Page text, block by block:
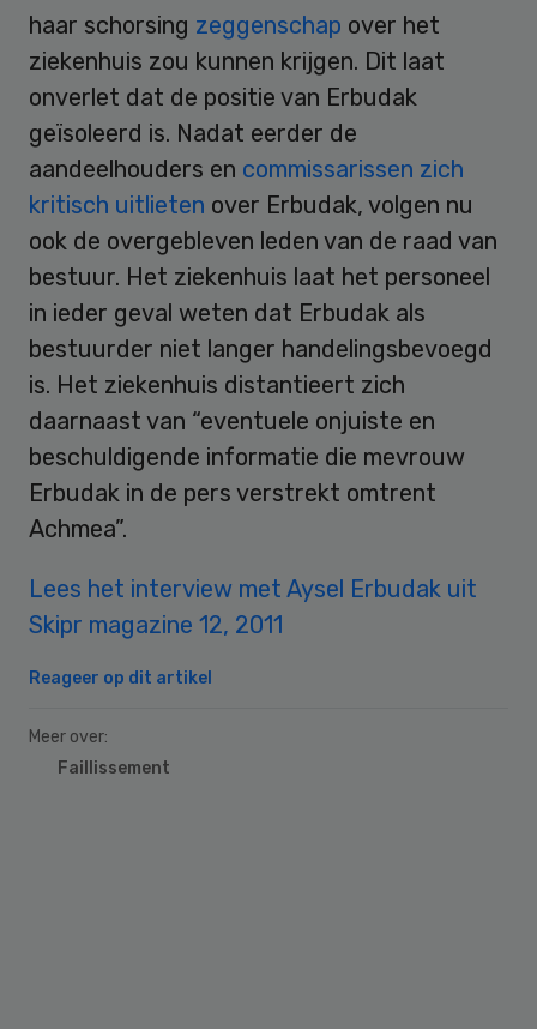
haar schorsing zeggenschap over het
ziekenhuis zou kunnen krijgen. Dit laat
onverlet dat de positie van Erbudak
geïsoleerd is. Nadat eerder de
aandeelhouders en commissarissen zich
kritisch uitlieten over Erbudak, volgen nu
ook de overgebleven leden van de raad van
bestuur. Het ziekenhuis laat het personeel
in ieder geval weten dat Erbudak als
bestuurder niet langer handelingsbevoegd
is. Het ziekenhuis distantieert zich
daarnaast van “eventuele onjuiste en
beschuldigende informatie die mevrouw
Erbudak in de pers verstrekt omtrent
Achmea”.
Lees het interview met Aysel Erbudak uit
Skipr magazine 12, 2011
Reageer op dit artikel
Meer over:
Faillissement